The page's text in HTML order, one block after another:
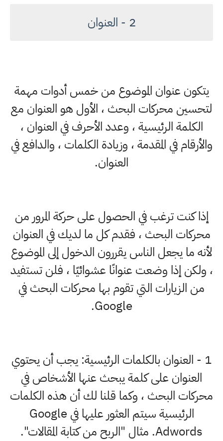
2 - العنوان
يتكون عنوان الموضوع من خمس أدوات مهمة
لتحسين محركات البحث ، الأول هو العنوان مع
الكلمة الرئيسية ، وعدد الأحرف في العنوان ،
والأرقام في المقدمة ، وزيادة الكلمات ، والدافع في
العنوان.
إذا كنت ترغب في الحصول على حركة المرور من
محركات البحث ، فقدم كل ما لديك في العنوان
لأنه ما يجعل الناس يقررون الدخول إلى الموضوع
، ولكن إذا وضعت عنوانًا عشوائيًا ، فلن تستفيد
من الزيارات التي تقوم بها محركات البحث في
Google.
1 - العنوان بالكلمات الرئيسية: يجب أن يحتوي
العنوان على كلمة يبحث عنها الأشخاص في
محركات البحث ، وكما قلنا لك أن هذه الكلمات
الرئيسية سيتم العثور عليها في Google
Adwords. مثال "الربح من كتابة المقالات".